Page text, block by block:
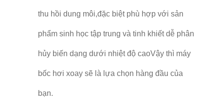
thu hồi dung môi,đặc biệt phù hợp với sản
phẩm sinh học tập trung và tinh khiết dễ phân
hủy biến dạng dưới nhiệt độ caoVậy thì máy
bốc hơi xoay sẽ là lựa chọn hàng đầu của
bạn.